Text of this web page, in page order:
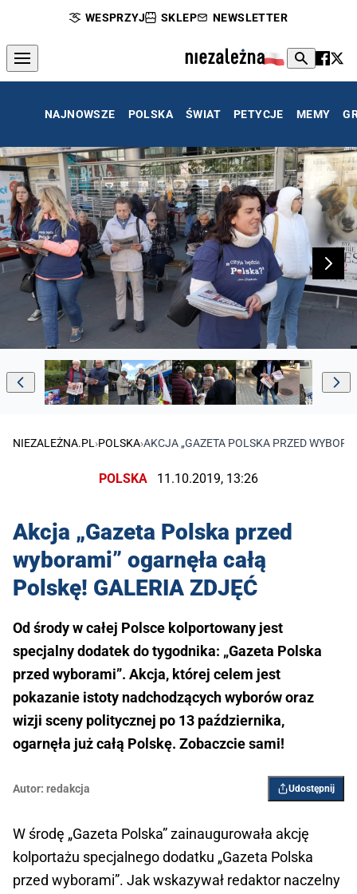
WESPRZYJ SKLEP NEWSLETTER
NAJNOWSZE POLSKA ŚWIAT PETYCJE MEMY
NIEZALEŻNA.PL ›POLSKA›AKCJA „GAZETA POLSKA PRZED
POLSKA 11.10.2019, 13:26
Akcja „Gazeta Polska przed
wyborami” ogarnęła całą
Polskę! GALERIA ZDJĘĆ
Od środy w całej Polsce kolportowany jest
specjalny dodatek do tygodnika: „Gazeta Polska
przed wyborami”. Akcja, której celem jest
pokazanie istoty nadchodzących wyborów oraz
wizji sceny politycznej po 13 października,
ogarnęła już całą Polskę. Zobaczcie sami!
Autor: redakcja Udostępnij
W środę „Gazeta Polska” zainaugurowała akcję
kolportażu specjalnego dodatku „Gazeta Polska
przed wyborami”. Jak wskazywał redaktor naczelny